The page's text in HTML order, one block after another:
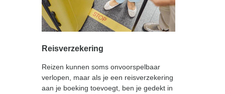
Reisverzekering
Reizen kunnen soms onvoorspelbaar
verlopen, maar als je een reisverzekering
aan je boeking toevoegt, ben je gedekt in